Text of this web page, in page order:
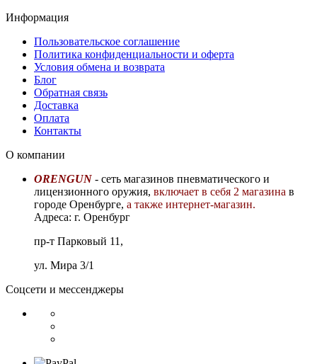
Информация
Пользовательское соглашение
Политика конфиденциальности и оферта
Условия обмена и возврата
Блог
Обратная связь
Доставка
Оплата
Контакты
О компании
ORENGUN - сеть магазинов пневматического и
лицензионного оружия, включает в себя 2 магазина в
городе Оренбурге, а также интернет-магазин.
Адреса: г. Оренбург
пр-т Парковый 11,
ул. Мира 3/1
Соцсети и мессенджеры